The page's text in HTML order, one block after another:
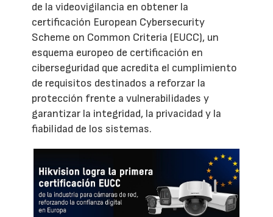
de la videovigilancia en obtener la
certificación European Cybersecurity
Scheme on Common Criteria (EUCC), un
esquema europeo de certificación en
ciberseguridad que acredita el cumplimiento
de requisitos destinados a reforzar la
protección frente a vulnerabilidades y
garantizar la integridad, la privacidad y la
fiabilidad de los sistemas.